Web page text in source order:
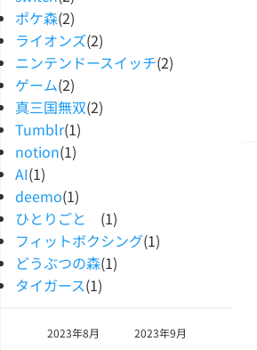
ポケ森(2)
ライオンズ(2)
ニンテンドースイッチ(2)
ゲーム(2)
真三国無双(2)
Tumblr(1)
notion(1)
AI(1)
deemo(1)
ひとりごと (1)
フィットボクシング(1)
どうぶつの森(1)
タイガース(1)
2023年8月
2023年9月